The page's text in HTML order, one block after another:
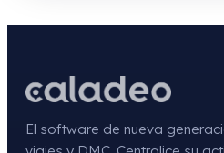
El software de nueva